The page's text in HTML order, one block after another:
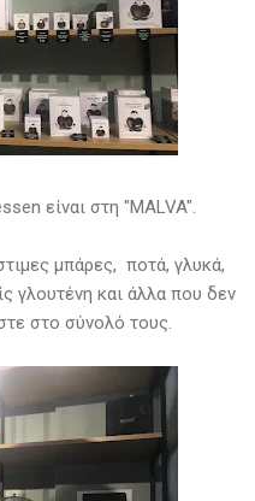
είναι στη "MALVA".
μπάρες, ποτά, γλυκά,
γλουτένη και άλλα που δεν
στο σύνολό τους.